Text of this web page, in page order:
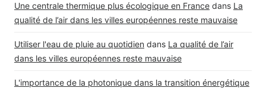
Une centrale thermique plus écologique en France dans La
qualité de l’air dans les villes européennes reste mauvaise
Utiliser l'eau de pluie au quotidien dans La qualité de l’air
dans les villes européennes reste mauvaise
L'importance de la photonique dans la transition énergétique